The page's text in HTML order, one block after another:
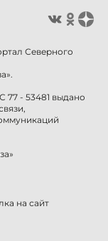
Северного
- 53481 выдано
на сайт